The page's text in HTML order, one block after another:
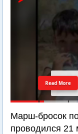
Read More
Марш-бросок
проводился 21